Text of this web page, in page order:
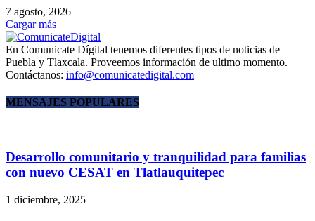
7 agosto, 2026
Cargar más
En Comunicate Dígital tenemos diferentes tipos de noticias de
Puebla y Tlaxcala. Proveemos información de ultimo momento.
Contáctanos: info@comunicatedigital.com
MENSAJES POPULARES
Desarrollo comunitario y tranquilidad para familias
con nuevo CESAT en Tlatlauquitepec
1 diciembre, 2025